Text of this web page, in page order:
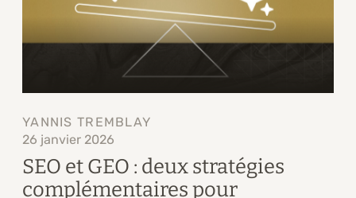
YANNIS TREMBLAY
26 janvier 2026
SEO et GEO : deux stratégies
complémentaires pour